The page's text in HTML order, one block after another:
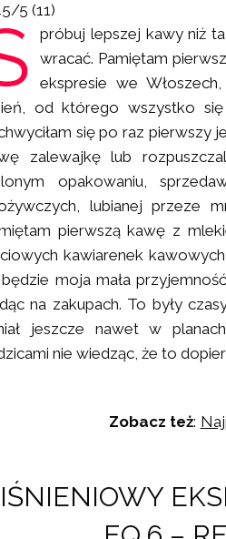
5 (11)
próbuj lepszej kawy niż
wracać. Pamiętam
ekspresie we
od którego wszystko
się po raz pierwszy
zalewajkę lub
opakowaniu,
lubianej przeze
pierwszą kawę z
kawiarenek
moja mała
na zakupach. To były
jeszcze nawet w
nie wiedząc, że to
Zobacz też: